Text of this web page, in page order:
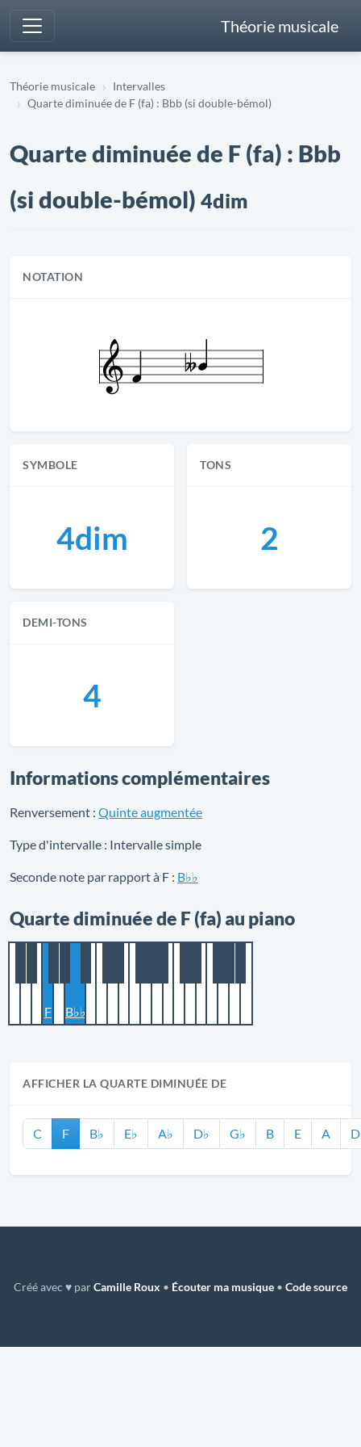
Théorie musicale
Théorie musicale
Intervalles
Quarte diminuée de F (fa) : Bbb (si double-bémol)
Quarte diminuée de F (fa) : Bbb
(si double-bémol) 4dim
NOTATION
SYMBOLE
4dim
TONS
2
DEMI-TONS
4
Informations complémentaires
Renversement : Quinte augmentée
Type d'intervalle : Intervalle simple
Seconde note par rapport à F : B♭♭
Quarte diminuée de F (fa) au piano
F B♭♭
AFFICHER LA QUARTE DIMINUÉE DE
C F B♭ E♭ A♭ D♭ G♭ B E A D
Créé avec ♥ parCamille Roux • Écouter ma musique • Code source